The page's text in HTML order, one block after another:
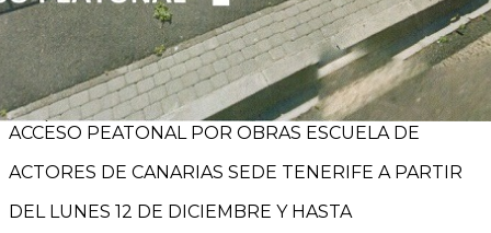
Inicio »ACCESO PEATONAL POR OBRAS
ACCESO PEATONAL POR OBRAS ESCUELA DE
ACTORES DE CANARIAS SEDE TENERIFE A PARTIR
DEL LUNES 12 DE DICIEMBRE Y HASTA